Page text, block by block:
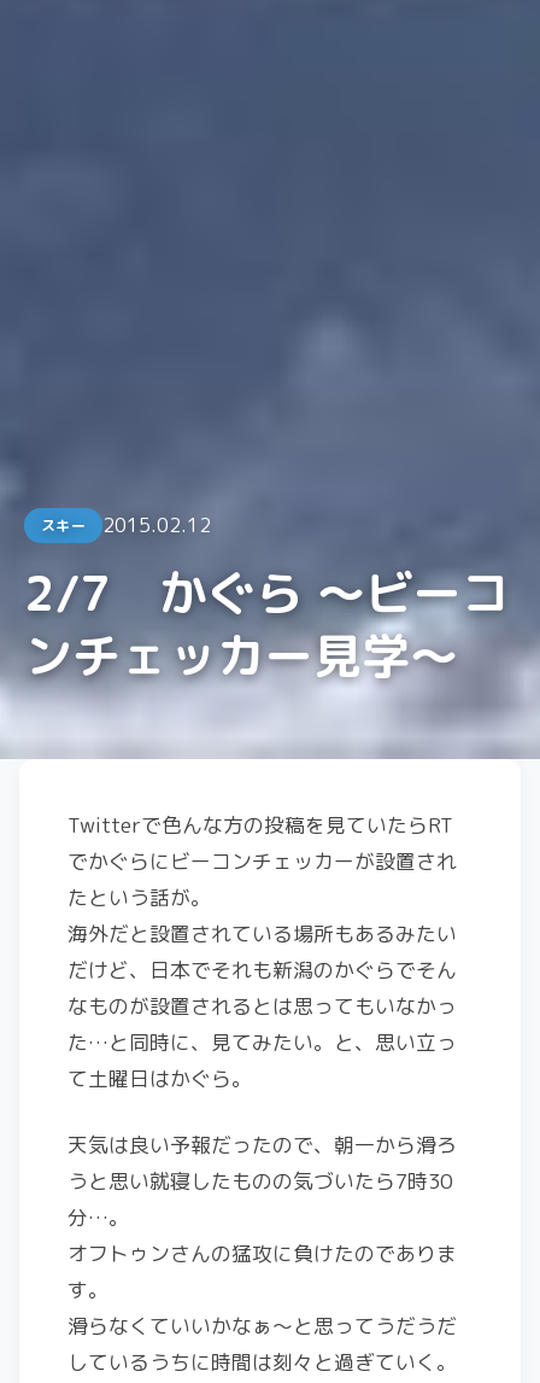
スキー 2015.02.12
2/7 かぐら ～ビーコ
ンチェッカー見学～
Twitterで色んな方の投稿を見ていたらRT
でかぐらにビーコンチェッカーが設置され
たという話が。
海外だと設置されている場所もあるみたい
だけど、日本でそれも新潟のかぐらでそん
なものが設置されるとは思ってもいなかっ
た…と同時に、見てみたい。と、思い立っ
て土曜日はかぐら。
天気は良い予報だったので、朝一から滑ろ
うと思い就寝したものの気づいたら7時30
分…。
オフトゥンさんの猛攻に負けたのでありま
す。
滑らなくていいかなぁ～と思ってうだうだ
しているうちに時間は刻々と過ぎていく。